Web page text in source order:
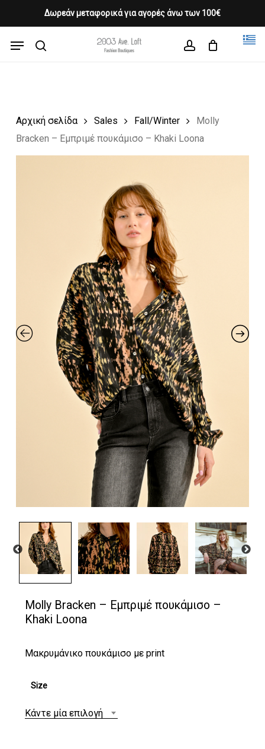
Δωρεάν μεταφορικά για αγορές άνω των 100€
content
Menu
Cart CLOSE
CART
Αρχική σελίδα Sales Fall/Winter
Molly
Bracken – Εμπριμέ πουκάμισο – Khaki Loona
Molly Bracken – Εμπριμέ πουκάμισο –
Khaki Loona
Μακρυμάνικο πουκάμισο με print
Size
Κάντε μία επιλογή
Close